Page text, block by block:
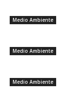
Medio Ambiente
Medio Ambiente
Medio Ambiente